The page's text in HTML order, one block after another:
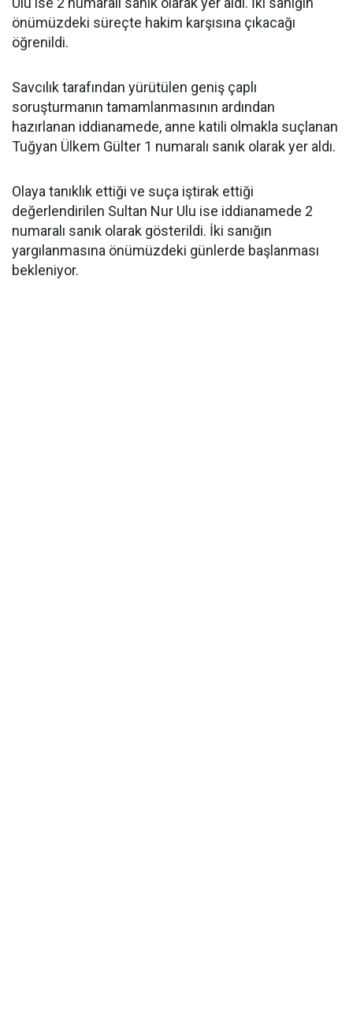
önümüzdeki süreçte hakim karşısına çıkacağı
öğrenildi.
Savcılık tarafından yürütülen geniş çaplı
soruşturmanın tamamlanmasının ardından
hazırlanan iddianamede, anne katili olmakla suçlanan
Tuğyan Ülkem Gülter 1 numaralı sanık olarak yer aldı.
Olaya tanıklık ettiği ve suça iştirak ettiği
değerlendirilen Sultan Nur Ulu ise iddianamede 2
numaralı sanık olarak gösterildi. İki sanığın
yargılanmasına önümüzdeki günlerde başlanması
bekleniyor.